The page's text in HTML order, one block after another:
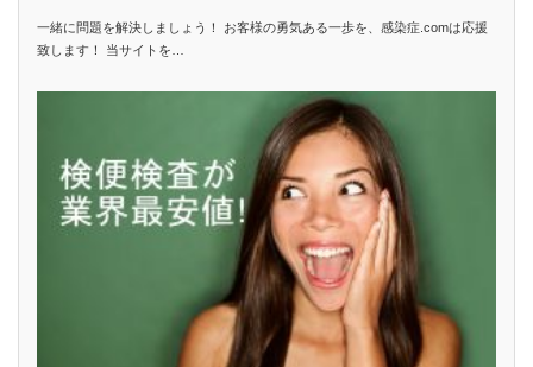
一緒に問題を解決しましょう！ お客様の勇気ある一歩を、感染症.comは応援
致します！ 当サイトを…